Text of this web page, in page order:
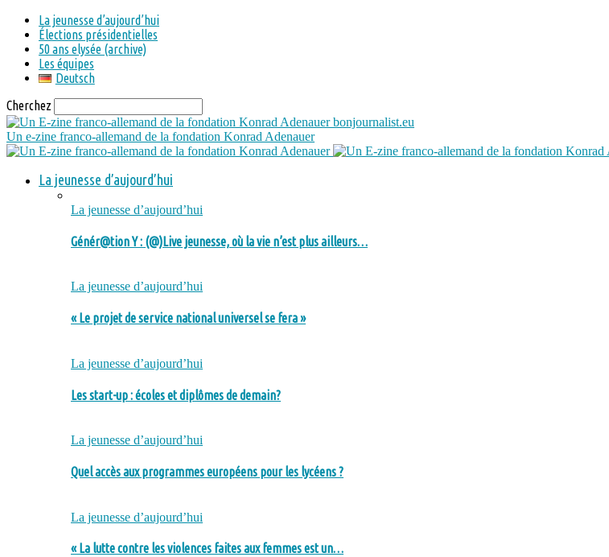
La jeunesse d’aujourd’hui
Élections présidentielles
50 ans elysée (archive)
Les équipes
Deutsch
Cherchez
bonjournalist.eu
Un e-zine franco-allemand de la fondation Konrad Adenauer
La jeunesse d’aujourd’hui
La jeunesse d’aujourd’hui
Génér@tion Y : (@)Live jeunesse, où la vie n’est plus ailleurs…
La jeunesse d’aujourd’hui
« Le projet de service national universel se fera »
La jeunesse d’aujourd’hui
Les start-up : écoles et diplômes de demain?
La jeunesse d’aujourd’hui
Quel accès aux programmes européens pour les lycéens ?
La jeunesse d’aujourd’hui
« La lutte contre les violences faites aux femmes est un…